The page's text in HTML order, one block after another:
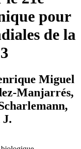
pour
de la
Miguel
Manjarrés,
J.